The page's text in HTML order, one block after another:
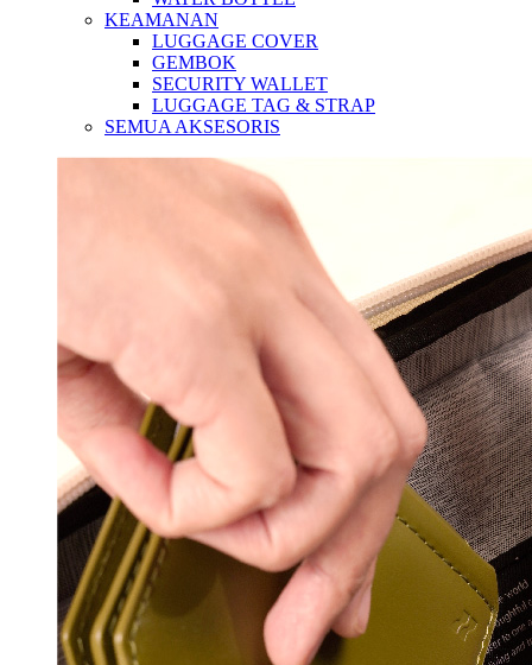
KEAMANAN
LUGGAGE COVER
GEMBOK
SECURITY WALLET
LUGGAGE TAG & STRAP
SEMUA AKSESORIS